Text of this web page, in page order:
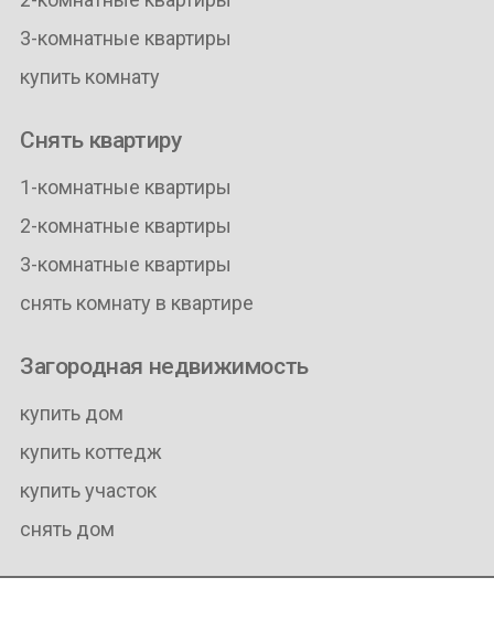
3-комнатные квартиры
купить комнату
Снять квартиру
1-комнатные квартиры
2-комнатные квартиры
3-комнатные квартиры
снять комнату в квартире
Загородная недвижимость
купить дом
купить коттедж
купить участок
снять дом